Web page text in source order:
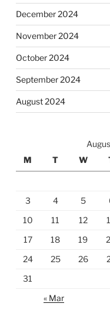
December 2024
November 2024
October 2024
September 2024
August 2024
M
T W
3
4 5
10
11 12
17
18 19
24
25 26
31
« Mar